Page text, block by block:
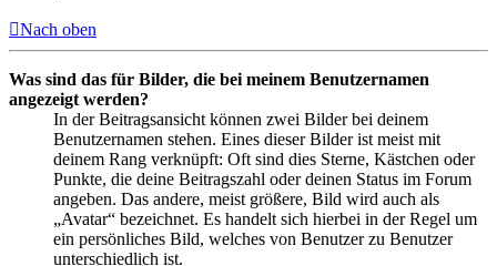
Nach oben
Was sind das für Bilder, die bei meinem Benutzernamen
angezeigt werden?
In der Beitragsansicht können zwei Bilder bei deinem
Benutzernamen stehen. Eines dieser Bilder ist meist mit
deinem Rang verknüpft: Oft sind dies Sterne, Kästchen oder
Punkte, die deine Beitragszahl oder deinen Status im Forum
angeben. Das andere, meist größere, Bild wird auch als
„Avatar“ bezeichnet. Es handelt sich hierbei in der Regel um
ein persönliches Bild, welches von Benutzer zu Benutzer
unterschiedlich ist.